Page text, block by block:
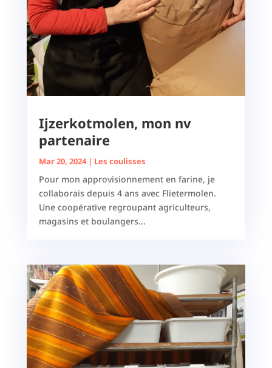
Ijzerkotmolen, mon nv
partenaire
Mar 20, 2024| Les coulisses
Pour mon approvisionnement en farine, je
collaborais depuis 4 ans avec Flietermolen.
Une coopérative regroupant agriculteurs,
magasins et boulangers...